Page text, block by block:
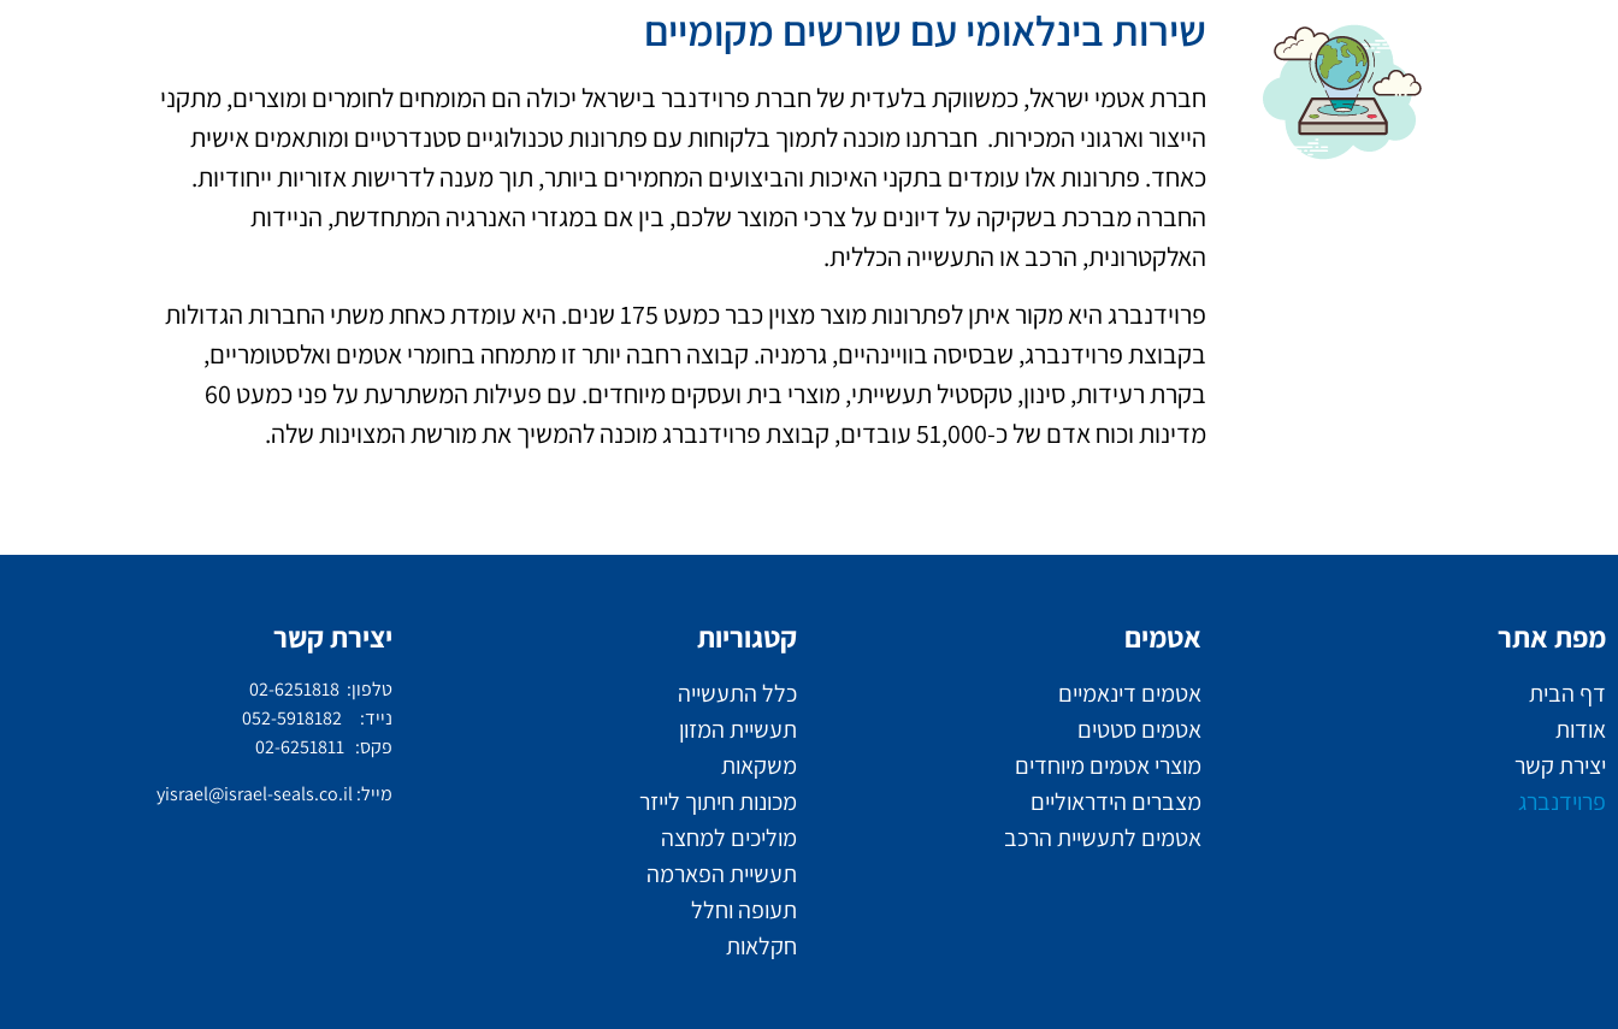
שירות בינלאומי עם שורשים מקומיים
חברת אטמי ישראל, כמשווקת בלעדית של חברת פרוידנבר בישראל יכולה הם המומחים לחומרים ומוצרים, מתקני
הייצור וארגוני המכירות. חברתנו מוכנה לתמוך בלקוחות עם פתרונות טכנולוגיים סטנדרטיים ומותאמים אישית
כאחד. פתרונות אלו עומדים בתקני האיכות והביצועים המחמירים ביותר, תוך מענה לדרישות אזוריות ייחודיות.
החברה מברכת בשקיקה על דיונים על צרכי המוצר שלכם, בין אם במגזרי האנרגיה המתחדשת, הניידות
האלקטרונית, הרכב או התעשייה הכללית.
פרוידנברג היא מקור איתן לפתרונות מוצר מצוין כבר כמעט 175 שנים. היא עומדת כאחת משתי החברות הגדולות
בקבוצת פרוידנברג, שבסיסה בוויינהיים, גרמניה. קבוצה רחבה יותר זו מתמחה בחומרי אטמים ואלסטומריים,
בקרת רעידות, סינון, טקסטיל תעשייתי, מוצרי בית ועסקים מיוחדים. עם פעילות המשתרעת על פני כמעט 60
מדינות וכוח אדם של כ-51,000 עובדים, קבוצת פרוידנברג מוכנה להמשיך את מורשת המצוינות שלה.
מפת אתר
דף הבית
אודות
יצירת קשר
פרוידנברג
אטמים
אטמים דינאמיים
אטמים סטטים
מוצרי אטמים מיוחדים
מצברים הידראוליים
אטמים לתעשיית הרכב
קטגוריות
כלל התעשייה
תעשיית המזון
משקאות
מכונות חיתוך לייזר
מוליכים למחצה
תעשיית הפארמה
תעופה וחלל
חקלאות
יצירת קשר
טלפון: 02-6251818
נייד: 052-5918182
פקס: 02-6251811
מייל:yisrael@israel-seals.co.il